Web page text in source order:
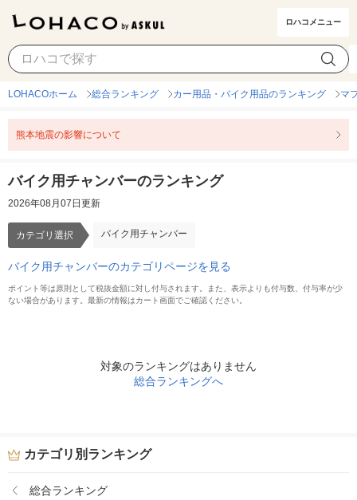
ロハコメニュー
バイク用チャンバー カテゴリ選択
LOHACOホーム 総合ランキング カー用品・バイク用品のランキング マ
熊本地震の影響について
バイク用チャンバーのランキング
2026年08月07日更新
カテゴリ選択 バイク用チャンバー
バイク用チャンバーのカテゴリページを見る
ポイント等は原則として税抜金額に対し付与されます。また、表示よりも付与数、付与率が少
ない場合があります。最新の情報はカート画面でご確認ください。
対象のランキングはありません
総合ランキングへ
カテゴリ別ランキング
総合ランキング